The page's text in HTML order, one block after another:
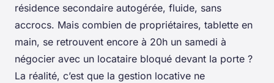
résidence secondaire autogérée, fluide, sans
accrocs. Mais combien de propriétaires, tablette en
main, se retrouvent encore à 20h un samedi à
négocier avec un locataire bloqué devant la porte ?
La réalité, c’est que la gestion locative ne